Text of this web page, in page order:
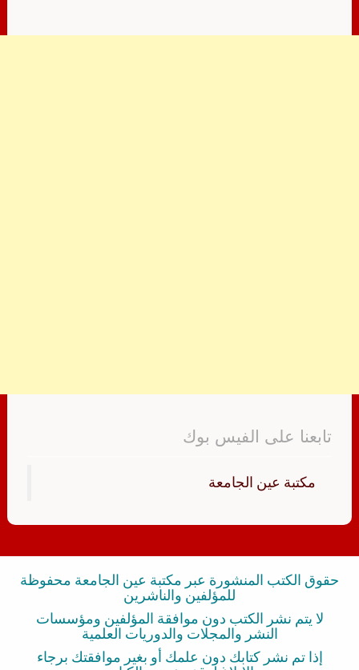
تابعنا على الفيس بوك
‏مكتبة عين الجامعة‏
حقوق الكتب المنشورة عبر مكتبة عين الجامعة محفوظة
للمؤلفين والناشرين
لا يتم نشر الكتب دون موافقة المؤلفين ومؤسسات
النشر والمجلات والدوريات العلمية
إذا تم نشر كتابك دون علمك أو بغير موافقتك برجاء